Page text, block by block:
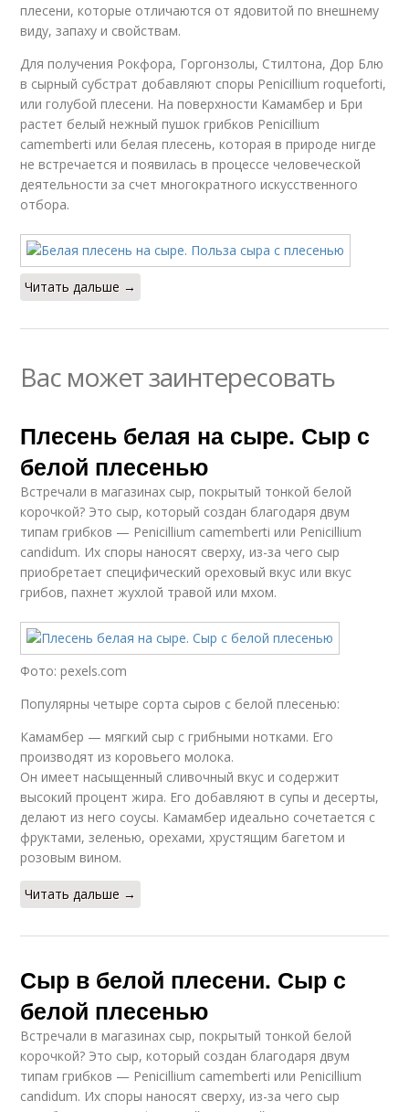
плесени, которые отличаются от ядовитой по внешнему
виду, запаху и свойствам.
Для получения Рокфора, Горгонзолы, Стилтона, Дор Блю
в сырный субстрат добавляют споры Penicillium roqueforti,
или голубой плесени. На поверхности Камамбер и Бри
растет белый нежный пушок грибков Penicillium
camemberti или белая плесень, которая в природе нигде
не встречается и появилась в процессе человеческой
деятельности за счет многократного искусственного
отбора.
Читать дальше →
Вас может заинтересовать
Плесень белая на сыре. Сыр с
белой плесенью
Встречали в магазинах сыр, покрытый тонкой белой
корочкой? Это сыр, который создан благодаря двум
типам грибков — Penicillium camemberti или Penicillium
candidum. Их споры наносят сверху, из-за чего сыр
приобретает специфический ореховый вкус или вкус
грибов, пахнет жухлой травой или мхом.
Фото: pexels.com
Популярны четыре сорта сыров с белой плесенью:
Камамбер — мягкий сыр с грибными нотками. Его
производят из коровьего молока.
Он имеет насыщенный сливочный вкус и содержит
высокий процент жира. Его добавляют в супы и десерты,
делают из него соусы. Камамбер идеально сочетается с
фруктами, зеленью, орехами, хрустящим багетом и
розовым вином.
Читать дальше →
Сыр в белой плесени. Сыр с
белой плесенью
Встречали в магазинах сыр, покрытый тонкой белой
корочкой? Это сыр, который создан благодаря двум
типам грибков — Penicillium camemberti или Penicillium
candidum. Их споры наносят сверху, из-за чего сыр